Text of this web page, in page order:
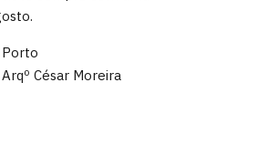
Porto
Arqº César Moreira